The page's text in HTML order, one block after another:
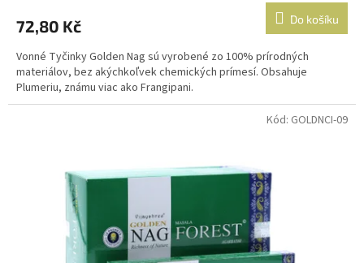
72,80 Kč Do košíku
Vonné Tyčinky Golden Nag sú vyrobené zo 100% prírodných
materiálov, bez akýchkoľvek chemických prímesí. Obsahuje
Plumeriu, známu viac ako Frangipani.
Kód: GOLDNCI-09